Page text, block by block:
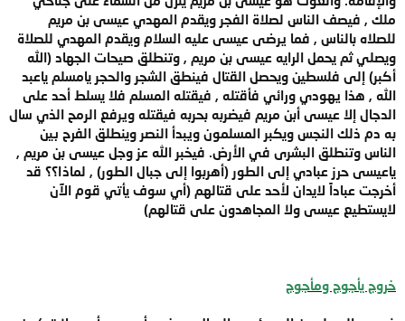
ملك , فيصف الناس لصلاة الفجر ويقدم المهدي عيسى بن مريم
للصلاه بالناس , فما يرضى عيسى عليه السلام ويقدم المهدي للصلاة
ويصلي ثم يحمل الرايه عيسى بن مريم , وتنطلق صيحات الجهاد (الله
أكبر) إلى فلسطين ويحصل القتال فينطق الشجر والحجر يامسلم ياعبد
الله , هذا يهودي ورائي فأقتله , فيقتله المسلم فلا يسلط أحد على
الدجال إلا عيسى أبن مريم فيضربه بحربه فيقتله ويرفع الرمح الذي سال
به دم ذلك النجس ويكبر المسلمون ويبدأ النصر وينطلق الفرح بين
الناس وتنطلق البشرى في الأرض. فيخبر الله عز وجل عيسى بن مريم ,
ياعيسى حرز عبادي إلى الطور (أهربوا إلى جبال الطور) , لماذا؟؟ قد
أخرجت عباداً لايدان لأحد على قتالهم (أي سوف يأتي قوم الآن
لايستطيع عيسى ولا المجاهدون على قتالهم)
خروج يأجوج ومأجوج